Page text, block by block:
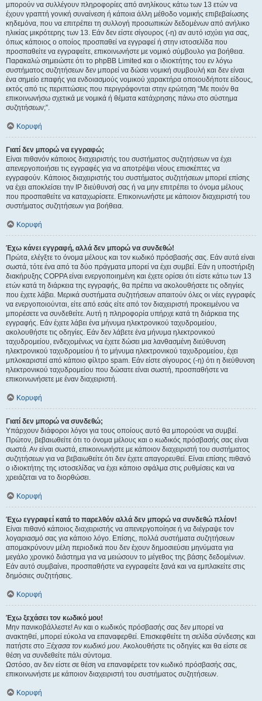
μπορούν να συλλέγουν πληροφορίες από ανηλίκους κάτω των 13 ετών να
έχουν γραπτή γονική συναίνεση ή κάποια άλλη μέθοδο νομικής επιβεβαίωσης
κηδεμόνα, που να επιτρέπει τη συλλογή προσωπικών δεδομένων από ανήλικο
ηλικίας μικρότερης των 13. Εάν δεν είστε σίγουρος (-η) αν αυτό ισχύει για σας,
όπως κάποιος ο οποίος προσπαθεί να εγγραφεί ή στην ιστοσελίδα που
προσπαθείτε να εγγραφείτε, επικοινωνήστε με νομικό σύμβουλο για βοήθεια.
Παρακαλώ σημειώστε ότι το phpBB Limited και ο ιδιοκτήτης του εν λόγω
συστήματος συζητήσεων δεν μπορεί να δώσει νομική συμβουλή και δεν είναι
ένα σημείο επαφής για ενδοιασμούς νομικού χαρακτήρα οποιουδήποτε είδους,
εκτός από τις περιπτώσεις που περιγράφονται στην ερώτηση “Με ποιόν θα
επικοινωνήσω σχετικά με νομικά ή θέματα κατάχρησης πάνω στο σύστημα
συζητήσεων;”.
Κορυφή
Γιατί δεν μπορώ να εγγραφώ;
Είναι πιθανόν κάποιος διαχειριστής του συστήματος συζητήσεων να έχει
απενεργοποιήσει τις εγγραφές για να αποτρέψει νέους επισκέπτες να
εγγραφούν. Κάποιος διαχειριστής του συστήματος συζητήσεων μπορεί επίσης
να έχει αποκλείσει την IP διεύθυνσή σας ή να μην επιτρέπει το όνομα μέλους
που προσπαθείτε να καταχωρίσετε. Επικοινωνήστε με κάποιον διαχειριστή του
συστήματος συζητήσεων για βοήθεια.
Κορυφή
Έχω κάνει εγγραφή, αλλά δεν μπορώ να συνδεθώ!
Πρώτα, ελέγξτε το όνομα μέλους και τον κωδικό πρόσβασής σας. Εάν αυτά είναι
σωστά, τότε ένα από τα δύο πράγματα μπορεί να έχει συμβεί. Εάν η υποστήριξη
διακήρυξης COPPA είναι ενεργοποιημένη και έχετε ορίσει ότι είστε κάτω των 13
ετών κατά τη διάρκεια της εγγραφής, θα πρέπει να ακολουθήσετε τις οδηγίες
που έχετε λάβει. Μερικά συστήματα συζητήσεων απαιτούν όλες οι νέες εγγραφές
να ενεργοποιούνται, είτε από εσάς είτε από τον διαχειριστή προκειμένου να
μπορέσετε να συνδεθείτε. Αυτή η πληροφορία υπήρχε κατά τη διάρκεια της
εγγραφής. Εάν έχετε λάβει ένα μήνυμα ηλεκτρονικού ταχυδρομείου,
ακολουθήστε τις οδηγίες. Εάν δεν λάβετε ένα μήνυμα ηλεκτρονικού
ταχυδρομείου, ενδεχομένως να έχετε δώσει μια λανθασμένη διεύθυνση
ηλεκτρονικού ταχυδρομείου ή το μήνυμα ηλεκτρονικού ταχυδρομείου, έχει
μπλοκαριστεί από κάποιο φίλτρο spam. Εάν είστε σίγουρος (-η) ότι η διεύθυνση
ηλεκτρονικού ταχυδρομείου που δώσατε είναι σωστή, προσπαθήστε να
επικοινωνήσετε με έναν διαχειριστή.
Κορυφή
Γιατί δεν μπορώ να συνδεθώ;
Υπάρχουν διάφοροι λόγοι για τους οποίους αυτό θα μπορούσε να συμβεί.
Πρώτον, βεβαιωθείτε ότι το όνομα μέλους και ο κωδικός πρόσβασής σας είναι
σωστά. Αν είναι σωστά, επικοινωνήστε με κάποιον διαχειριστή του συστήματος
συζητήσεων για να βεβαιωθείτε ότι δεν έχετε απαγορευθεί. Είναι επίσης πιθανό
ο ιδιοκτήτης της ιστοσελίδας να έχει κάποιο σφάλμα στις ρυθμίσεις και να
χρειάζεται να το διορθώσει.
Κορυφή
Έχω εγγραφεί κατά το παρελθόν αλλά δεν μπορώ να συνδεθώ πλέον!
Είναι πιθανό κάποιος διαχειριστής να απενεργοποίησε ή να διέγραψε τον
λογαριασμό σας για κάποιο λόγο. Επίσης, πολλά συστήματα συζητήσεων
απομακρύνουν μέλη περιοδικά που δεν έχουν δημοσιεύσει μηνύματα για
μεγάλο χρονικό διάστημα για να μειώσουν το μέγεθος της βάσης δεδομένων.
Εάν αυτό συμβαίνει, προσπαθήστε να εγγραφείτε ξανά και να εμπλακείτε στις
δημόσιες συζητήσεις.
Κορυφή
Έχω ξεχάσει τον κωδικό μου!
Μην πανικοβάλλεστε! Αν και ο κωδικός πρόσβασής σας δεν μπορεί να
ανακτηθεί, μπορεί εύκολα να επαναφερθεί. Επισκεφθείτε τη σελίδα σύνδεσης και
πατήστε στο Ξέχασα τον κωδικό μου. Ακολουθήστε τις οδηγίες και θα είστε σε
θέση να συνδεθείτε πάλι σύντομα.
Ωστόσο, αν δεν είστε σε θέση να επαναφέρετε τον κωδικό πρόσβασής σας,
επικοινωνήστε με κάποιον διαχειριστή του συστήματος συζητήσεων.
Κορυφή